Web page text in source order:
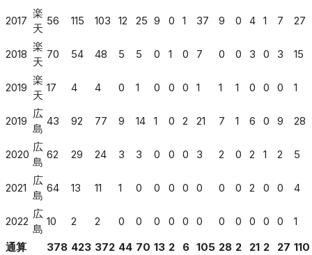
2017
楽
天
56 115 103 12 25 9 0 1 37 9 0 4 1 7 27
2018
楽
天
70 54 48 5 5 0 1 0 7 0 0 3 0 3 15
2019
楽
天
17 4 4 0 1 0 0 0 1 1 1 0 0 0 1
2019
広
島
43 92 77 9 14 1 0 2 21 7 1 6 0 9 28
2020
広
島
62 29 24 3 3 0 0 0 3 2 0 2 1 2 5
2021
広
島
64 13 11 1 0 0 0 0 0 0 0 2 0 0 4
2022
広
島
10 2 2 0 0 0 0 0 0 0 0 0 0 0
1
通算
378 423 372 44 70 13 2 6 105 28 2 21 2 27 110